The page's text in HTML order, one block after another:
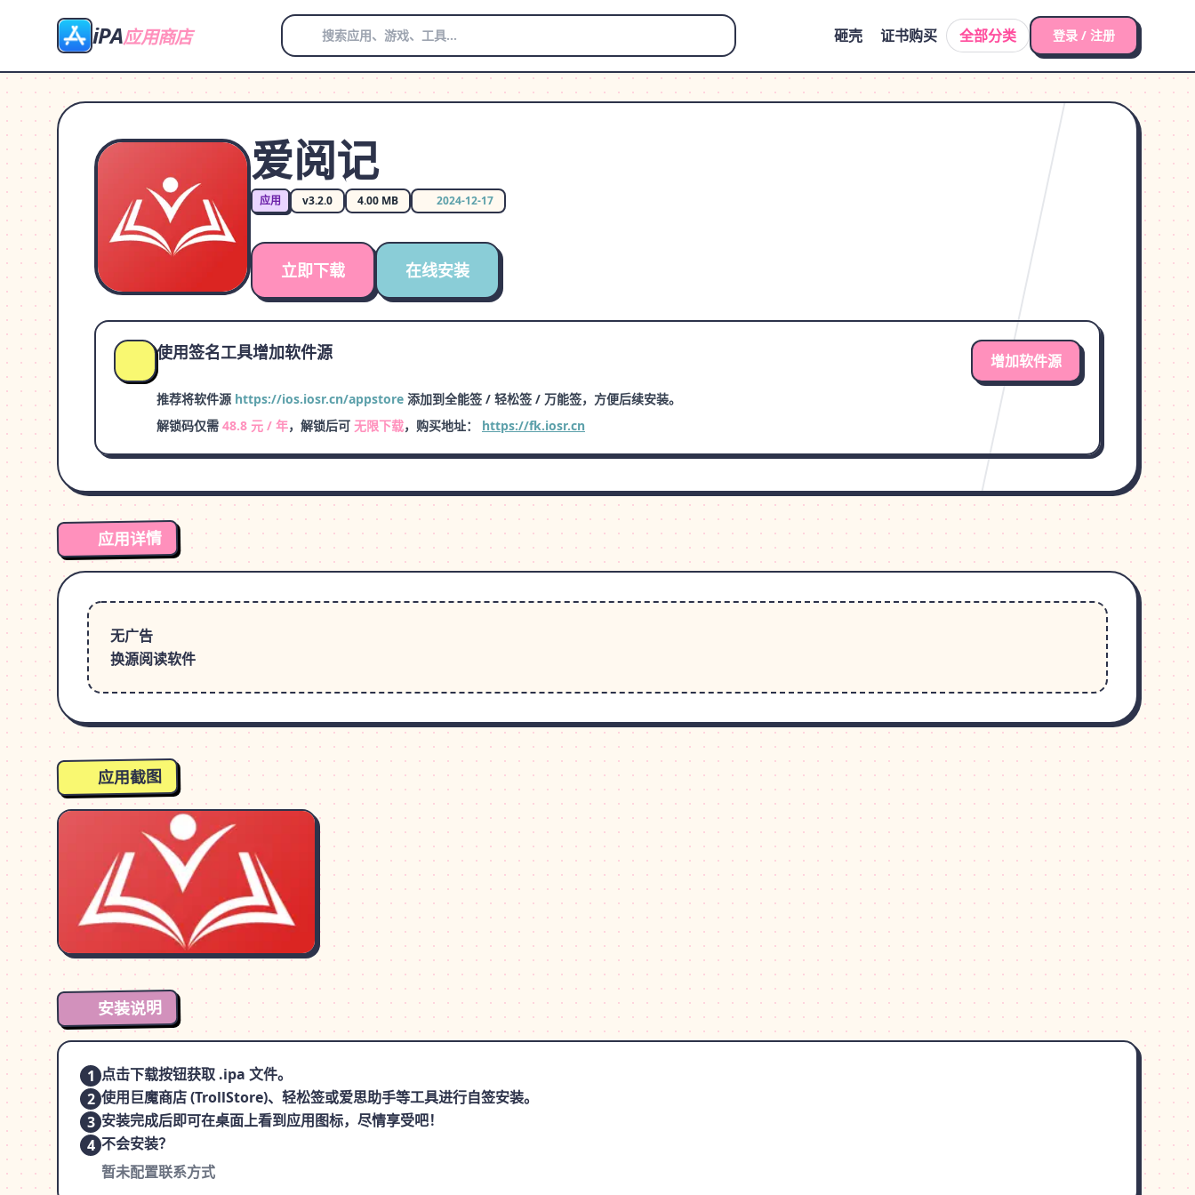
iPA应用商店 砸壳 证书购买 全部分类 登录 / 注册
爱阅记
应用 v3.2.0 4.00 MB 2024-12-17
立即下载 在线安装
使用签名工具增加软件源 增加软件源
推荐将软件源 https://ios.iosr.cn/appstore 添加到全能签 / 轻松签 / 万能签，方便后续安装。
解锁码仅需 48.8 元 / 年，解锁后可 无限下载，购买地址： https://fk.iosr.cn
应用详情
无广告
换源阅读软件
应用截图
安装说明
1 点击下载按钮获取 .ipa 文件。
2 使用巨魔商店 (TrollStore)、轻松签或爱思助手等工具进行自签安装。
3 安装完成后即可在桌面上看到应用图标，尽情享受吧！
4 不会安装？
暂未配置联系方式